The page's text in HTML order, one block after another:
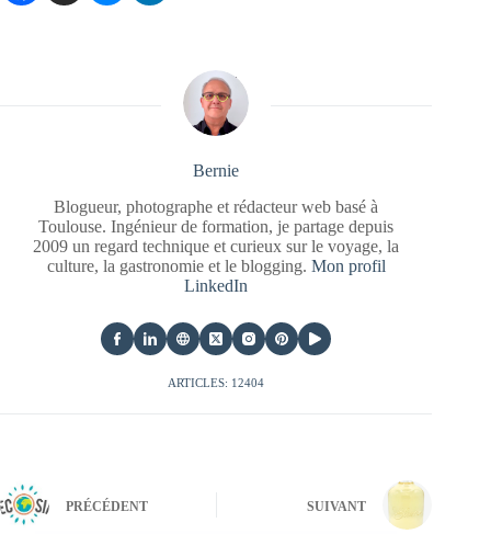
Bernie
Blogueur, photographe et rédacteur web basé à
Toulouse. Ingénieur de formation, je partage depuis
2009 un regard technique et curieux sur le voyage, la
culture, la gastronomie et le blogging. Mon profil
LinkedIn
ARTICLES: 12404
PRÉCÉDENT SUIVANT